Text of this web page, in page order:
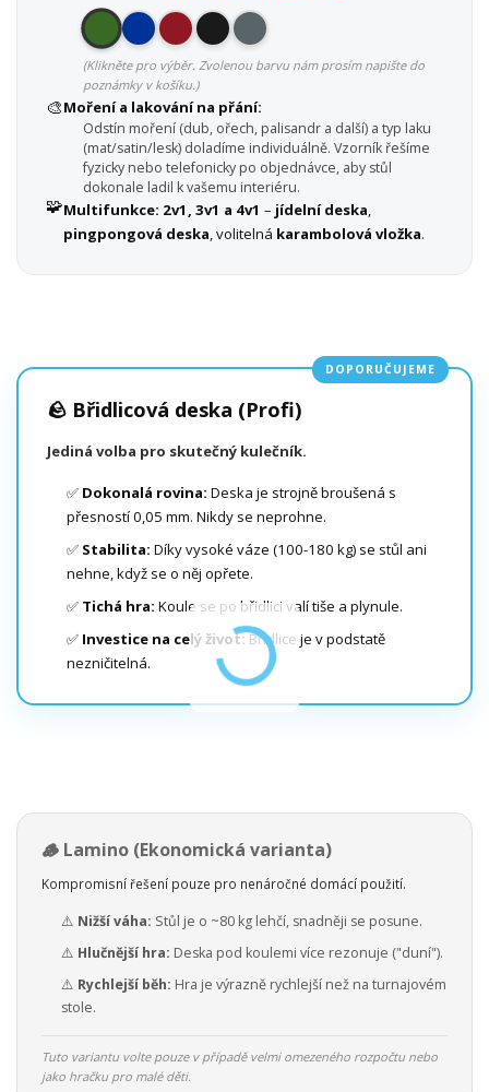
(Klikněte pro výběr. Zvolenou barvu nám prosím napište do
poznámky v košíku.)
🎨Moření a lakování na přání:
Odstín moření (dub, ořech, palisandr a další) a typ laku
(mat/satin/lesk) doladíme individuálně. Vzorník řešíme
fyzicky nebo telefonicky po objednávce, aby stůl
dokonale ladil k vašemu interiéru.
🧩Multifunkce: 2v1, 3v1 a 4v1 – jídelní deska,
pingpongová deska, volitelná karambolová vložka.
DOPORUČUJEME
🪨 Břidlicová deska (Profi)
Jediná volba pro skutečný kulečník.
✅ Dokonalá rovina: Deska je strojně broušená s
přesností 0,05 mm. Nikdy se neprohne.
✅ Stabilita: Díky vysoké váze (100-180 kg) se stůl ani
nehne, když se o něj opřete.
✅ Tichá hra: Koule se po břidlici valí tiše a plynule.
✅ Investice na celý život:Břidlice je v podstatě
nezničitelná.
🪵 Lamino (Ekonomická varianta)
Kompromisní řešení pouze pro nenáročné domácí použití.
⚠️ Nižší váha: Stůl je o ~80 kg lehčí, snadněji se posune.
⚠️ Hlučnější hra: Deska pod koulemi více rezonuje ("duní").
⚠️ Rychlejší běh: Hra je výrazně rychlejší než na turnajovém
stole.
Tuto variantu volte pouze v případě velmi omezeného rozpočtu nebo
jako hračku pro malé děti.